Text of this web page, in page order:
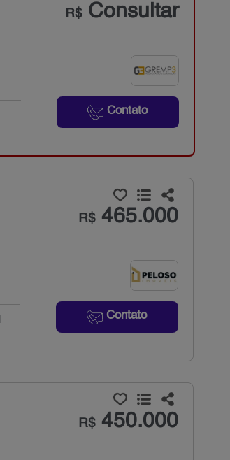
R$Consultar
Contato
R$465.000
Contato
R$450.000